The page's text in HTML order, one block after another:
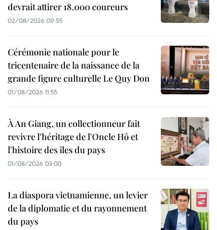
devrait attirer 18.000 coureurs
02/08/2026 09:55
Cérémonie nationale pour le
tricentenaire de la naissance de la
grande figure culturelle Le Quy Don
01/08/2026 11:55
À An Giang, un collectionneur fait
revivre l'héritage de l'Oncle Hô et
l'histoire des îles du pays
01/08/2026 03:00
La diaspora vietnamienne, un levier
de la diplomatie et du rayonnement
du pays